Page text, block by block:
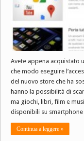
Avete appena acquistato
che modo eseguire
del nuovo store che ha
hanno la possibilità di
ma giochi, libri, film e
disponibili su
Continua a leggere »